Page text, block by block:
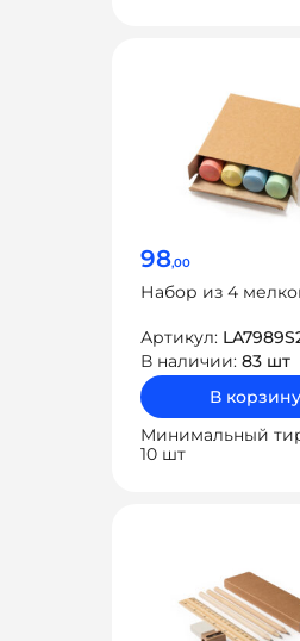
98,00
Набор из 4
Артикул:
В наличии: 83 шт
В корзину
Минимальный
10 шт